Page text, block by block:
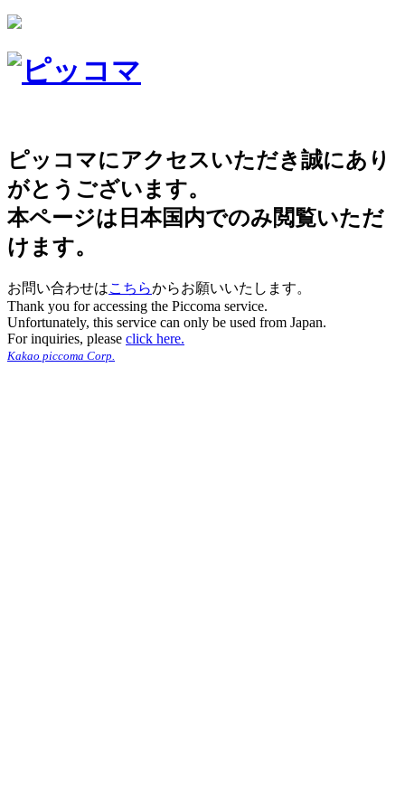
ピッコマにアクセスいただき誠にあり
がとうございます。
本ページは日本国内でのみ閲覧いただ
けます。
お問い合わせはこちらからお願いいたします。
Thank you for accessing the Piccoma service.
Unfortunately, this service can only be used from Japan.
For inquiries, please click here.
Kakao piccoma Corp.